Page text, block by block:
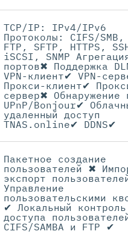
TCP/IP: IPv4/IPv6
Протоколы: CIFS/SMB,
FTP, SFTP, HTTPS,
iSCSI, SNMP
портов✖ Поддержка
VPN-клиент✔ VPN-
Прокси-клиент✔
сервер✖ Обнаружение
UPnP/Bonjour✔
удаленный доступ
TNAS.online✔ DDNS✔
Пакетное создание
пользователей ✖
экспорт
Управление
пользовательскими
✔ Локальный контроль
доступа
CIFS/SAMBA и FTP ✔